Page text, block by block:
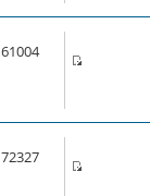
61004
72327